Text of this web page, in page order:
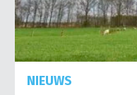
NIEUWS